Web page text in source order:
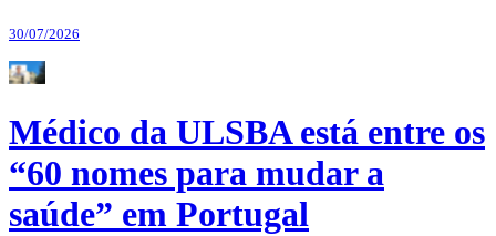
30/07/2026
Médico da ULSBA está entre os
“60 nomes para mudar a
saúde” em Portugal